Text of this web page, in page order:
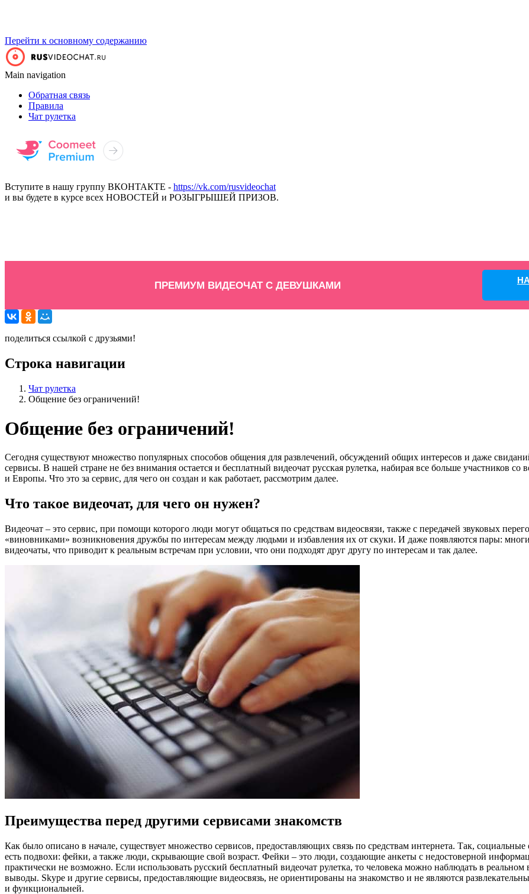
Перейти к основному содержанию
Main navigation
Обратная связь
Правила
Чат рулетка
Вступите в нашу группу ВКОНТАКТЕ - https://vk.com/rusvideochat
и вы будете в курсе всех НОВОСТЕЙ и РОЗЫГРЫШЕЙ ПРИЗОВ.
ПРЕМИУМ ВИДЕОЧАТ С ДЕВУШКАМИ
поделиться ссылкой с друзьями!
Строка навигации
Чат рулетка
Общение без ограничений!
Общение без ограничений!
Сегодня существуют множество популярных способов общения для развлечений, обсуждений общих интересов и даже
сервисы. В нашей стране не без внимания остается и бесплатный видеочат русская рулетка, набирая все больше участников
и Европы. Что это за сервис, для чего он создан и как работает, рассмотрим далее.
Что такое видеочат, для чего он нужен?
Видеочат – это сервис, при помощи которого люди могут общаться по средствам видеосвязи, также с передачей звуковых
«виновниками» возникновения дружбы по интересам между людьми и избавления их от скуки. И даже появляются пары:
видеочаты, что приводит к реальным встречам при условии, что они подходят друг другу по интересам и так далее.
Преимущества перед другими сервисами знакомств
Как было описано в начале, существует множество сервисов, предоставляющих связь по средствам интернета. Так,
есть подвохи: фейки, а также люди, скрывающие свой возраст. Фейки – это люди, создающие анкеты с недостоверной
практически не возможно. Если использовать русский бесплатный видеочат рулетка, то человека можно наблюдать в
выводы. Skype и другие сервисы, предоставляющие видеосвязь, не ориентированы на знакомство и не являются
и функциональней.